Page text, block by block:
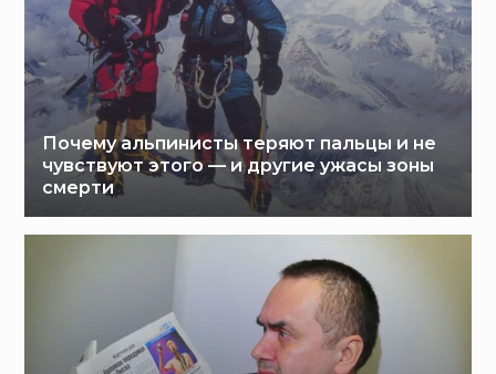
Почему альпинисты теряют пальцы и не
чувствуют этого — и другие ужасы зоны
смерти